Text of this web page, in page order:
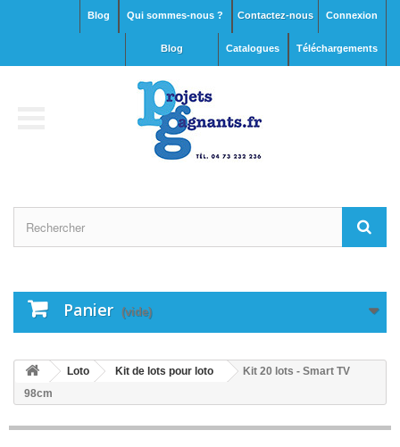
Connexion
Contactez-nous
Qui sommes-nous ?
Blog
Téléchargements
Catalogues
blog
Panier (vide)
Loto Kit de lots pour loto
Kit 20 lots - Smart TV
98cm